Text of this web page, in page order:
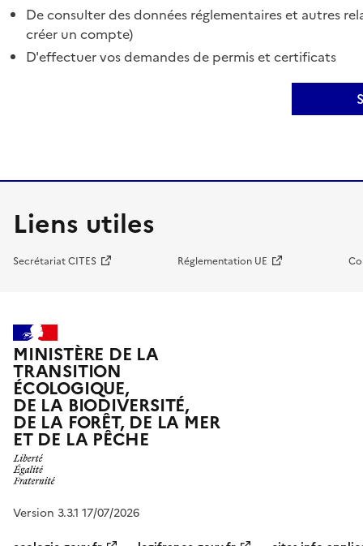
De consulter des données réglementaires et autres
créer un compte)
D'effectuer vos demandes de permis et certificats
Liens utiles
Secrétariat CITES Réglementation UE
MINISTÈRE DE LA
TRANSITION
ÉCOLOGIQUE,
DE LA BIODIVERSITÉ,
DE LA FORÊT, DE LA MER
ET DE LA PÊCHE
Version 3.3.1 17/07/2026